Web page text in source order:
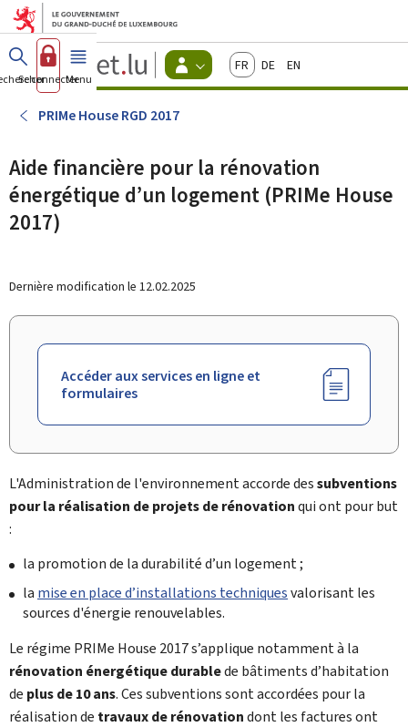
Aller au menu principal
Aller au contenu
Guichet.lu
Changer
d'espace
actif
FrançaisDeutschEnglish
Se connecterMenu principal
PRIMe House RGD 2017
Aide financière pour la rénovation
énergétique d’un logement (PRIMe House
2017)
Dernière modification le 12.02.2025
Accéder aux services en ligne et
formulaires
L'Administration de l'environnement accorde dessubventions
pour la réalisation de projets de rénovationqui ont pour but
:
la promotion de la durabilité d’un logement ;
la mise en place d’installations techniquesvalorisant les
sources d'énergie renouvelables.
Le régime PRIMe House 2017 s’applique notamment à la
rénovation énergétique durablede bâtiments d’habitation
de plus de 10 ans. Ces subventions sont accordées pour la
réalisation de travaux de rénovationdont les factures ont